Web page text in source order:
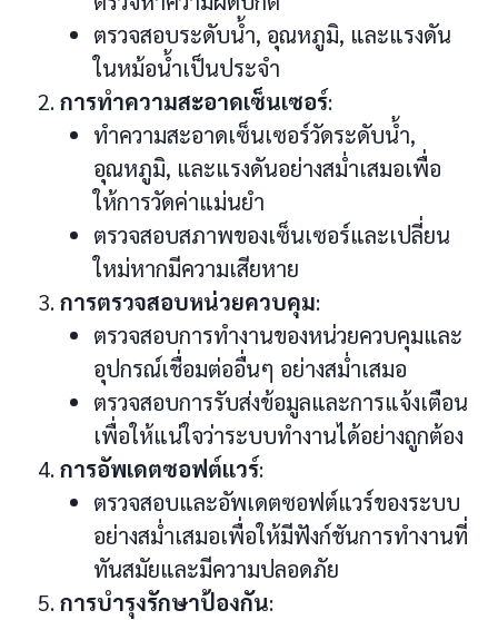
ตรวจสอบระดับน้ำ, อุณหภูมิ, และแรงดัน
ในหม้อน้ำเป็นประจำ
การทำความสะอาดเซ็นเซอร์:
ทำความสะอาดเซ็นเซอร์วัดระดับน้ำ,
อุณหภูมิ, และแรงดันอย่างสม่ำเสมอเพื่อ
ให้การวัดค่าแม่นยำ
ตรวจสอบสภาพของเซ็นเซอร์และเปลี่ยน
ใหม่หากมีความเสียหาย
การตรวจสอบหน่วยควบคุม:
ตรวจสอบการทำงานของหน่วยควบคุมและ
อุปกรณ์เชื่อมต่ออื่นๆ อย่างสม่ำเสมอ
ตรวจสอบการรับส่งข้อมูลและการแจ้งเตือน
เพื่อให้แน่ใจว่าระบบทำงานได้อย่างถูกต้อง
การอัพเดตซอฟต์แวร์:
ตรวจสอบและอัพเดตซอฟต์แวร์ของระบบ
อย่างสม่ำเสมอเพื่อให้มีฟังก์ชันการทำงานที่
ทันสมัยและมีความปลอดภัย
การบำรุงรักษาป้องกัน: